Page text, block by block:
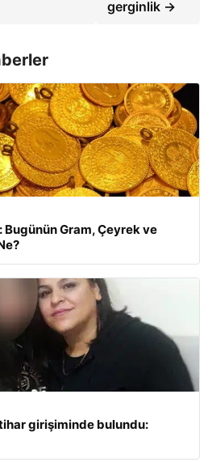
gerginlik →
Bugünün Gram, Çeyrek ve
girişiminde bulundu: